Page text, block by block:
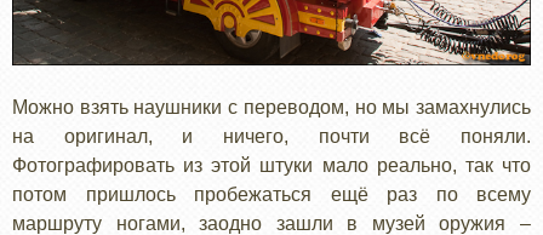
Можно взять наушники с переводом, но мы замахнулись
на оригинал, и ничего, почти всё поняли.
Фотографировать из этой штуки мало реально, так что
потом пришлось пробежаться ещё раз по всему
маршруту ногами, заодно зашли в музей оружия –